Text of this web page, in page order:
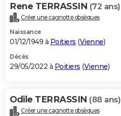
Rene TERRASSIN (72 ans)
Créer une cagnotte obsèques
Naissance
01/12/1949 à Poitiers (Vienne)
Décès
29/05/2022 à Poitiers (Vienne)
Odile TERRASSIN (88 ans)
Créer une cagnotte obsèques